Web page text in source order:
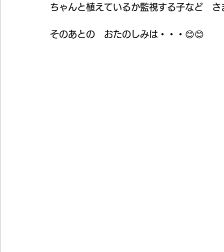
ちゃんと植えているか監視する子など　さ
そのあとの　おたのしみは・・・😊😊